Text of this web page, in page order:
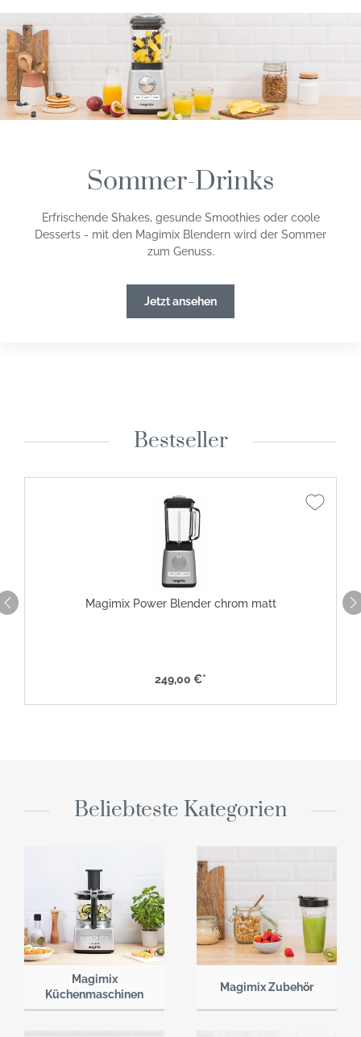
Sommer-Drinks
Erfrischende Shakes, gesunde Smoothies oder coole
Desserts - mit den Magimix Blendern wird der Sommer
zum Genuss.
Jetzt ansehen
Bestseller
Magimix Power Blender chrom matt
249,00 €*
Beliebteste Kategorien
Magimix
Küchenmaschinen
Magimix Zubehör